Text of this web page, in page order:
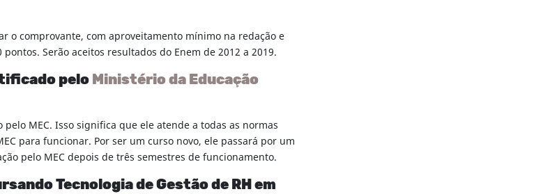
o comprovante, com aproveitamento mínimo na redação e
Serão aceitos resultados do Enem de 2012 a 2019.
pelo Ministério da Educação
pelo MEC. Isso significa que ele atende a todas as normas
para funcionar. Por ser um curso novo, ele passará por um
pelo MEC depois de três semestres de funcionamento.
Tecnologia de Gestão de RH em